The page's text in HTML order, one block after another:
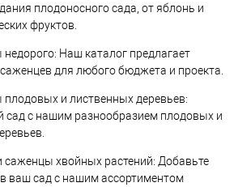
плодоносного сада, от яблонь и
фруктов.
Наш каталог предлагает
для любого бюджета и проекта.
и лиственных деревьев:
сад с нашим разнообразием плодовых и
саженцы хвойных растений: Добавьте
ваш сад с нашим ассортиментом